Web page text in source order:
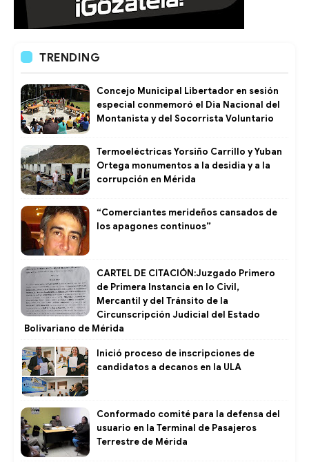
TRENDING
Concejo Municipal Libertador en sesión
especial conmemoró el Dia Nacional del
Montanista y del Socorrista Voluntario
Termoeléctricas Yorsiño Carrillo y Yuban
Ortega monumentos a la desidia y a la
corrupción en Mérida
“Comerciantes merideños cansados de
los apagones continuos”
CARTEL DE CITACIÓN:Juzgado Primero
de Primera Instancia en lo Civil,
Mercantil y del Tránsito de la
Circunscripción Judicial del Estado
Bolivariano de Mérida
Inició proceso de inscripciones de
candidatos a decanos en la ULA
Conformado comité para la defensa del
usuario en la Terminal de Pasajeros
Terrestre de Mérida